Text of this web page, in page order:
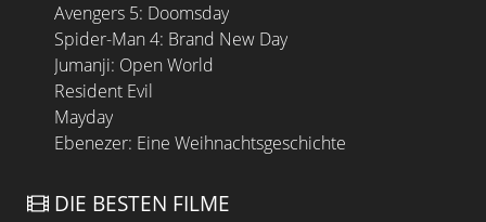
Avengers 5: Doomsday
Spider-Man 4: Brand New Day
Jumanji: Open World
Resident Evil
Mayday
Ebenezer: Eine Weihnachtsgeschichte
DIE BESTEN FILME